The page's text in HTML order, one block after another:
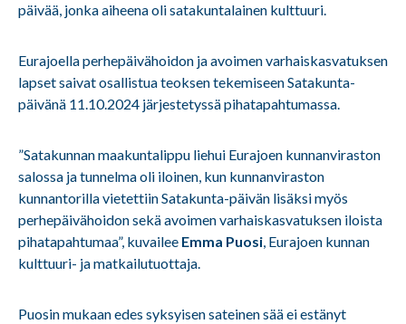
päivää, jonka aiheena oli satakuntalainen kulttuuri.
Eurajoella perhepäivähoidon ja avoimen varhaiskasvatuksen
lapset saivat osallistua teoksen tekemiseen Satakunta-
päivänä 11.10.2024 järjestetyssä pihatapahtumassa.
”Satakunnan maakuntalippu liehui Eurajoen kunnanviraston
salossa ja tunnelma oli iloinen, kun kunnanviraston
kunnantorilla vietettiin Satakunta-päivän lisäksi myös
perhepäivähoidon sekä avoimen varhaiskasvatuksen iloista
pihatapahtumaa”, kuvailee Emma Puosi, Eurajoen kunnan
kulttuuri- ja matkailutuottaja.
Puosin mukaan edes syksyisen sateinen sää ei estänyt